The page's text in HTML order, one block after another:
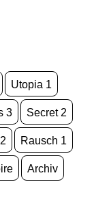
Utopia 1
3 Secret 2
Rausch 1
Archiv